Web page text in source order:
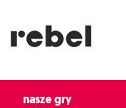
nasze gry